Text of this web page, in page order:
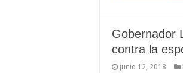
Gobernador
contra la
junio 12, 2018